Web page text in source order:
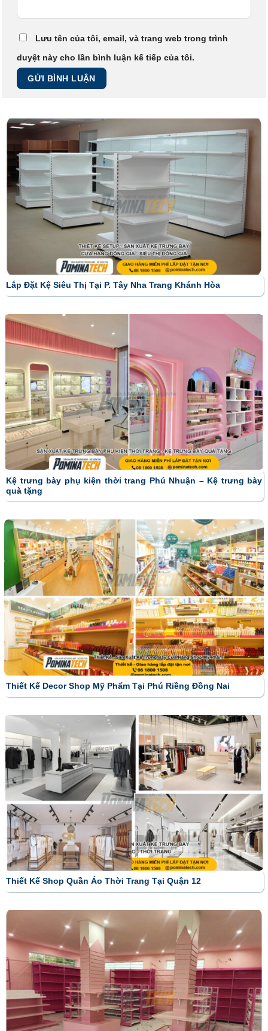
Lưu tên của tôi, email, và trang web trong trình
duyệt này cho lần bình luận kế tiếp của tôi.
Lắp Đặt Kệ Siêu Thị Tại P. Tây Nha Trang Khánh Hòa
Kệ trưng bày phụ kiện thời trang Phú Nhuận – Kệ trưng bày
quà tặng
Thiết Kế Decor Shop Mỹ Phẩm Tại Phú Riềng Đồng Nai
Thiết Kế Shop Quần Áo Thời Trang Tại Quận 12